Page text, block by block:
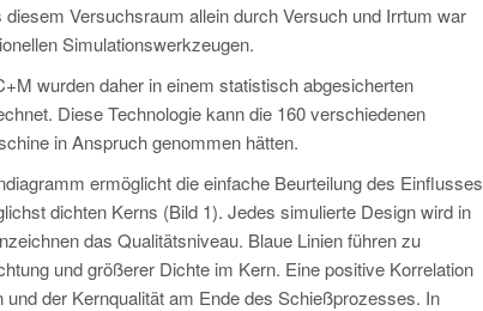
Versuchsraum allein durch Versuch und Irrtum war
Simulationswerkzeugen.
wurden daher in einem statistisch abgesicherten
Diese Technologie kann die 160 verschiedenen
in Anspruch genommen hätten.
ermöglicht die einfache Beurteilung des Einflusses
dichten Kerns (Bild 1). Jedes simulierte Design wird in
das Qualitätsniveau. Blaue Linien führen zu
und größerer Dichte im Kern. Eine positive Korrelation
der Kernqualität am Ende des Schießprozesses. In